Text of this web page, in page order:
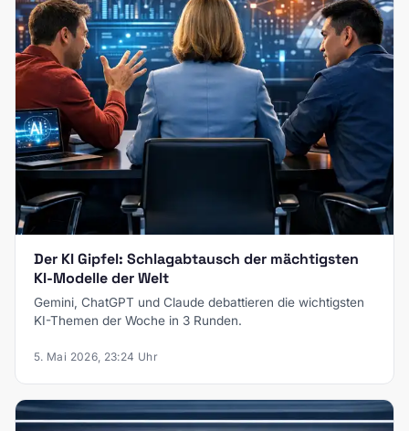
Der KI Gipfel: Schlagabtausch der mächtigsten
KI-Modelle der Welt
Gemini, ChatGPT und Claude debattieren die wichtigsten
KI-Themen der Woche in 3 Runden.
5. Mai 2026, 23:24 Uhr